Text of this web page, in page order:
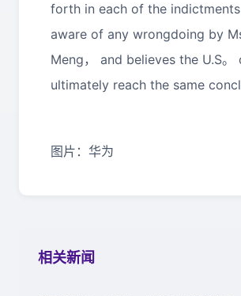
forth in each of the
aware of any wrongdoing by Ms
Meng， and believes the U.S
ultimately reach the same
图片：华为
相关新闻